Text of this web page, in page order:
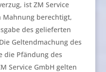
ist ZM Service
Mahnung berechtigt,
des gelieferten
Geltendmachung des
die Pfändung des
Service GmbH gelten